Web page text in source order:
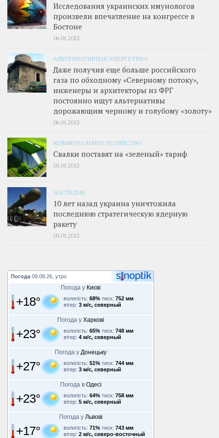
Исследования украинских имунологов
произвели впечатление на конгрессе в
Бостоне
06.01.2012
АЛЬТЕРНАТИВНАЯ ЭНЕРГЕТИКА
Даже получив еще больше российского
газа по обходному «Северному потоку»,
инженеры и архитекторы из ФРГ
постоянно ищут альтернативы
дорожающим черному и голубому «золоту»
06.01.2012
КОММУНАЛЬНОЕ ХОЗЯЙСТВО
Свалки поставят на «зеленый» тариф
05.01.2012
НАСЛЕДИЕ
10 лет назад украина уничтожила
последнюю стратегическую ядерную
ракету
05.01.2012
Погода 09.08.26, утро
Погода у Києві
+18° вологість: 68% тиск: 752 мм
вітер: 3 м/с, северный
Погода у Харкові
+23° вологість: 65% тиск: 748 мм
вітер: 4 м/с, северный
Погода у Донецьку
+27° вологість: 51% тиск: 744 мм
вітер: 3 м/с, северный
Погода в Одесі
+23° вологість: 64% тиск: 758 мм
вітер: 5 м/с, северный
Погода у Львові
+17° вологість: 71% тиск: 743 мм
вітер: 2 м/с, северо-восточный